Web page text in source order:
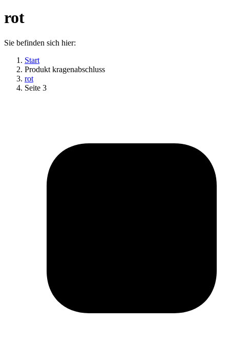
rot
Sie befinden sich hier:
Start
Produkt kragenabschluss
rot
Seite 3